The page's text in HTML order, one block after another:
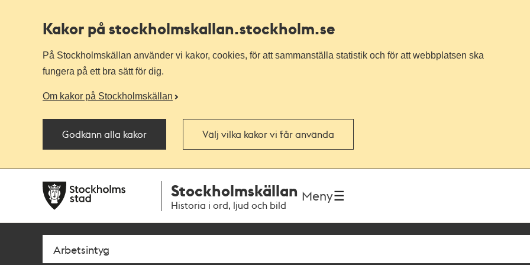
Kakor på stockholmskallan.stockholm.se
På Stockholmskällan använder vi kakor, cookies, för att sammanställa statistik och för att webbplatsen ska
fungera på ett bra sätt för dig.
Om kakor på Stockholmskällan
Godkänn alla kakor Välj vilka kakor vi får använda
navigationen
huvudinnehållet
Stockholmskällan
Historia i ord, ljud och bild
Meny
Sök